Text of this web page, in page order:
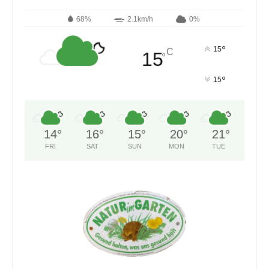
68% 2.1km/h 0%
15°C 15°
15°
14°
FRI
16°
SAT
15°
SUN
20°
MON
21°
TUE